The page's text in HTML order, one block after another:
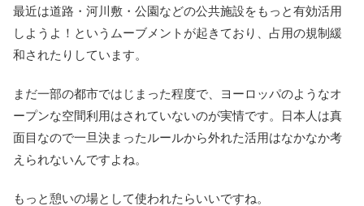
最近は道路・河川敷・公園などの公共施設をもっと有効活用
しようよ！というムーブメントが起きており、占用の規制緩
和されたりしています。
まだ一部の都市ではじまった程度で、ヨーロッパのようなオ
ープンな空間利用はされていないのが実情です。日本人は真
面目なので一旦決まったルールから外れた活用はなかなか考
えられないんですよね。
もっと憩いの場として使われたらいいですね。